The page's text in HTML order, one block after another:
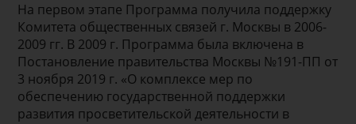
На первом этапе Программа получила поддержку
Комитета общественных связей г. Москвы в 2006-
2009 гг. В 2009 г. Программа была включена в
Постановление правительства Москвы №191-ПП от
3 ноября 2019 г. «О комплексе мер по
обеспечению государственной поддержки
развития просветительской деятельности в